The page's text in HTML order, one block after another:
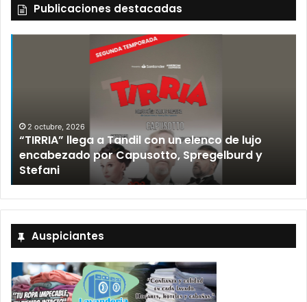
Publicaciones destacadas
2 octubre, 2026
“TIRRIA” llega a Tandil con un elenco de lujo
encabezado por Capusotto, Spregelburd y
Stefani
Auspiciantes